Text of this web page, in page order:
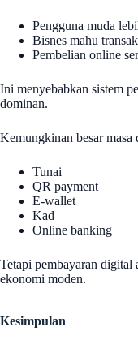
Pengguna muda
Bisnes mahu
Pembelian online
Ini menyebabkan sistem
dominan.
Kemungkinan besar masa
Tunai
QR payment
E-wallet
Kad
Online banking
Tetapi pembayaran digital
ekonomi moden.
Kesimpulan